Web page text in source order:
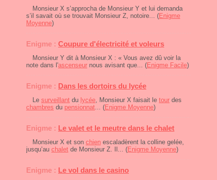
Monsieur X s’approcha de Monsieur Y et lui demanda
s’il savait où se trouvait Monsieur Z, notoire... (Enigme
Moyenne)
Enigme : Coupure d'électricité et voleurs
Monsieur Y dit à Monsieur X : « Vous avez dû voir la
note dans l'ascenseur nous avisant que... (Enigme Facile)
Enigme : Dans les dortoirs du lycée
Le surveillant du lycée, Monsieur X faisait le tour des
chambres du pensionnat... (Enigme Moyenne)
Enigme : Le valet et le meutre dans le chalet
Monsieur X et son chien escaladèrent la colline gelée,
jusqu’au chalet de Monsieur Z. Il... (Enigme Moyenne)
Enigme : Le vol dans le casino